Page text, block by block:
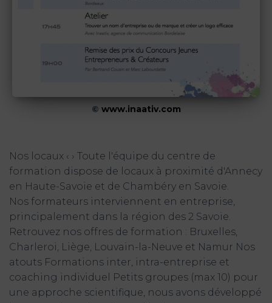
© www.inaativ.com
Nos locaux ‹ › Toute l'équipe du centre de
formation dispose de locaux à proximité d'Annecy
en Haute-Savoie et de Chambéry en Savoie.
Nos formateurs interviennent en entreprise,
principalement dans la région des 2 Savoie.
Retrouvez nos offres de formation : Bruxelles,
Charleroi, Liège, Louvain-la-Neuve et Namur Nos
atouts Formations inter, intra-entreprise et
coaching individuel Petits groupes (max 10) pour
une approche scientifique, nous avons développé